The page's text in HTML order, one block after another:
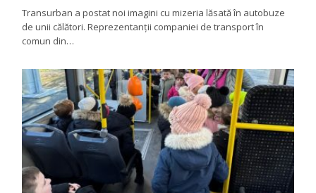
Transurban a postat noi imagini cu mizeria lăsată în autobuze
de unii călători. Reprezentanții companiei de transport în
comun din…